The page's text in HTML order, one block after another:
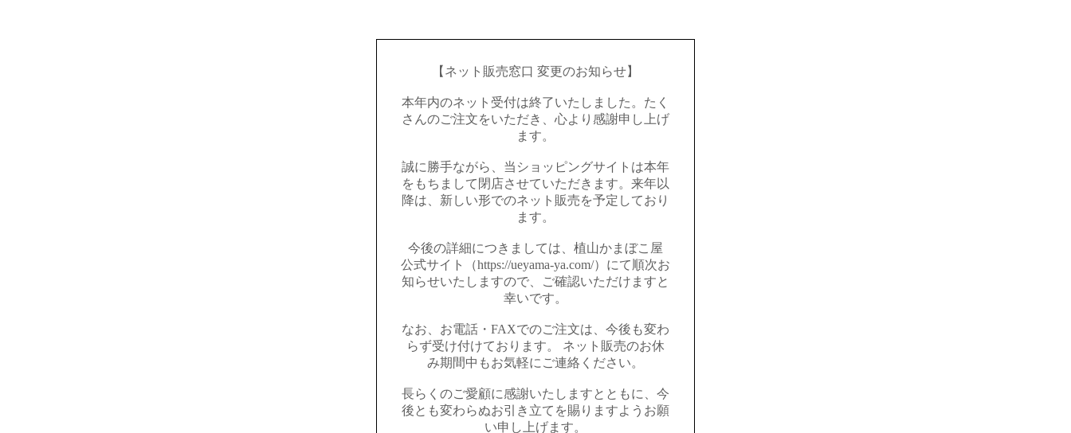
【ネット販売窓口 変更のお知らせ】
本年内のネット受付は終了いたしました。たく
さんのご注文をいただき、心より感謝申し上げ
ます。
誠に勝手ながら、当ショッピングサイトは本年
をもちまして閉店させていただきます。来年以
降は、新しい形でのネット販売を予定しており
ます。
今後の詳細につきましては、植山かまぼこ屋
公式サイト（https://ueyama-ya.com/）にて順次お
知らせいたしますので、ご確認いただけますと
幸いです。
なお、お電話・FAXでのご注文は、今後も変わ
らず受け付けております。 ネット販売のお休
み期間中もお気軽にご連絡ください。
長らくのご愛顧に感謝いたしますとともに、今
後とも変わらぬお引き立てを賜りますようお願
い申し上げます。